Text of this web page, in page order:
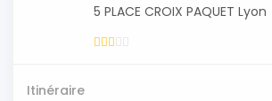
5 PLACE CROIX PAQUET Lyon
Itinéraire